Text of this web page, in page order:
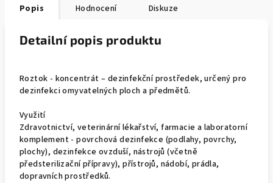
Popis Hodnocení Diskuze
Detailní popis produktu
Roztok - koncentrát – dezinfekční prostředek, určený pro
dezinfekci omyvatelných ploch a předmětů.
Využití
Zdravotnictví, veterinární lékařství, farmacie a laboratorní
komplement - povrchová dezinfekce (podlahy, povrchy,
plochy), dezinfekce ovzduší, nástrojů (včetně
předsterilizační přípravy), přístrojů, nádobí, prádla,
dopravních prostředků.